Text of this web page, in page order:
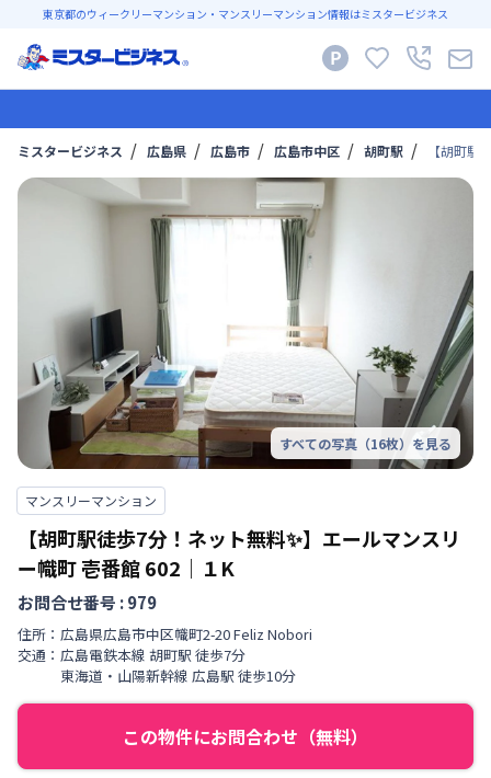
東京都のウィークリーマンション・マンスリーマンション情報はミスタービジネス
ミスタービジネス 広島県 広島市 広島市中区 胡町駅 【胡町
すべての写真（16枚）を見る
マンスリーマンション
【胡町駅徒歩7分！ネット無料✨】エールマンスリ
ー幟町 壱番館602 ｜ １K
お問合せ番号 :979
住所： 広島県広島市中区幟町2-20 Feliz Nobori
交通： 広島電鉄本線 胡町駅 徒歩7分
東海道・山陽新幹線 広島駅 徒歩10分
この物件にお問合わせ（無料）